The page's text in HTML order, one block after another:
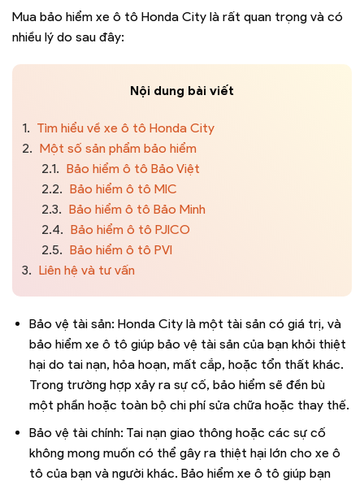
Mua bảo hiểm xe ô tô Honda City là rất quan trọng và có
nhiều lý do sau đây:
Nội dung bài viết
1. Tìm hiểu về xe ô tô Honda City
2. Một số sản phẩm bảo hiểm
2.1. Bảo hiểm ô tô Bảo Việt
2.2. Bảo hiểm ô tô MIC
2.3. Bảo hiểm ô tô Bảo Minh
2.4. Bảo hiểm ô tô PJICO
2.5. Bảo hiểm ô tô PVI
3. Liên hệ và tư vấn
Bảo vệ tài sản: Honda City là một tài sản có giá trị, và
bảo hiểm xe ô tô giúp bảo vệ tài sản của bạn khỏi thiệt
hại do tai nạn, hỏa hoạn, mất cắp, hoặc tổn thất khác.
Trong trường hợp xảy ra sự cố, bảo hiểm sẽ đền bù
một phần hoặc toàn bộ chi phí sửa chữa hoặc thay thế.
Bảo vệ tài chính: Tai nạn giao thông hoặc các sự cố
không mong muốn có thể gây ra thiệt hại lớn cho xe ô
tô của bạn và người khác. Bảo hiểm xe ô tô giúp bạn